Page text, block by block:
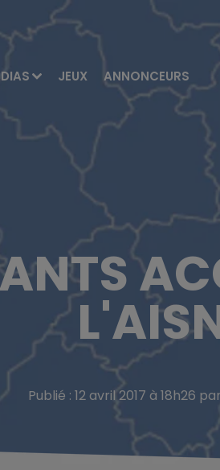
JEUX ANNONCEURS
Publié : 12 avril 2017 à 18h26